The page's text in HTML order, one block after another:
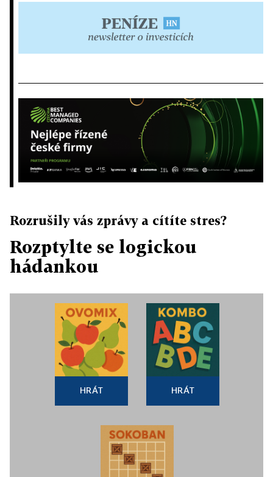
Rozrušily vás zprávy a cítíte stres?
Rozptylte se logickou
hádankou
HRÁT HRÁT